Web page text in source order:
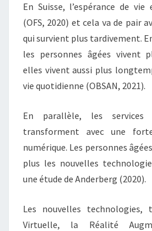
En Suisse, l’espérance de
(OFS, 2020) et cela va de pair
qui survient plus tardivement.
les personnes âgées vivent
elles vivent aussi plus
vie quotidienne (OBSAN, 2021).
En parallèle, les
transforment avec une
numérique. Les personnes
plus les nouvelles
une étude de Anderberg (2020).
Les nouvelles
Virtuelle, la Réalité